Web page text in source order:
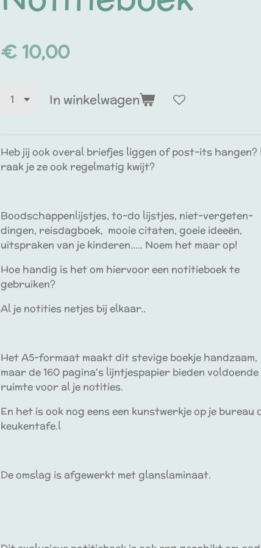
€ 10,00
In winkelwagen
Heb jij ook overal briefjes liggen of post-its hangen?
raak je ze ook regelmatig kwijt?
Boodschappenlijstjes, to-do lijstjes, niet-vergeten-
dingen, reisdagboek, mooie citaten, goeie ideeën,
uitspraken van je kinderen..... Noem het maar op!
Hoe handig is het om hiervoor een notitieboek te
gebruiken?
Al je notities netjes bij elkaar..
Het A5-formaat maakt dit stevige boekje handzaam,
maar de 160 pagina's lijntjespapier bieden voldoende
ruimte voor al je notities.
En het is ook nog eens een kunstwerkje op je bureau
keukentafe.l
De omslag is afgewerkt met glanslaminaat.